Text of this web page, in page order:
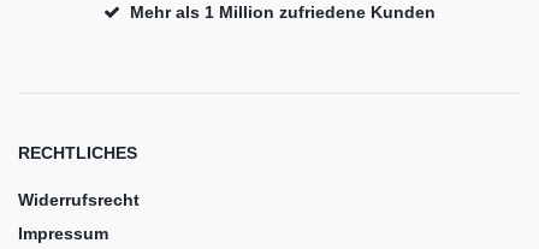
Mehr als 1 Million zufriedene Kunden
RECHTLICHES
Widerrufsrecht
Impressum